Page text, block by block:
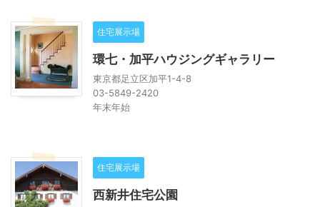
住宅展示場
環七・加平ハウジングギャラリー
東京都足立区加平1-4-8
03-5849-2420
年末年始
住宅展示場
西新井住宅公園